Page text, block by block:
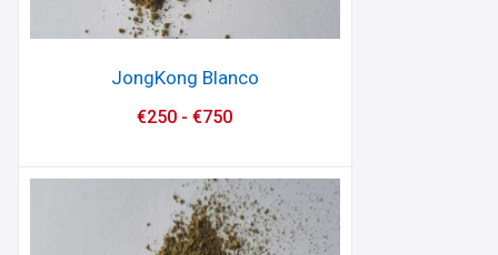
JongKong Blanco
€250 -€750